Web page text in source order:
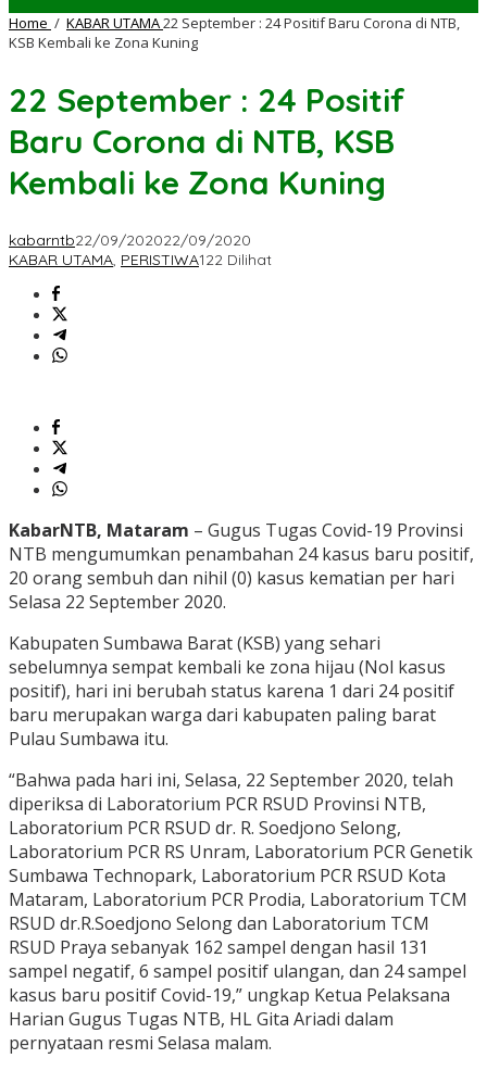
Home / KABAR UTAMA22 September : 24 Positif Baru Corona di NTB,
KSB Kembali ke Zona Kuning
22 September : 24 Positif
Baru Corona di NTB, KSB
Kembali ke Zona Kuning
kabarntb22/09/202022/09/2020
KABAR UTAMA, PERISTIWA122 Dilihat
KabarNTB, Mataram – Gugus Tugas Covid-19 Provinsi
NTB mengumumkan penambahan 24 kasus baru positif,
20 orang sembuh dan nihil (0) kasus kematian per hari
Selasa 22 September 2020.
Kabupaten Sumbawa Barat (KSB) yang sehari
sebelumnya sempat kembali ke zona hijau (Nol kasus
positif), hari ini berubah status karena 1 dari 24 positif
baru merupakan warga dari kabupaten paling barat
Pulau Sumbawa itu.
“Bahwa pada hari ini, Selasa, 22 September 2020, telah
diperiksa di Laboratorium PCR RSUD Provinsi NTB,
Laboratorium PCR RSUD dr. R. Soedjono Selong,
Laboratorium PCR RS Unram, Laboratorium PCR Genetik
Sumbawa Technopark, Laboratorium PCR RSUD Kota
Mataram, Laboratorium PCR Prodia, Laboratorium TCM
RSUD dr.R.Soedjono Selong dan Laboratorium TCM
RSUD Praya sebanyak 162 sampel dengan hasil 131
sampel negatif, 6 sampel positif ulangan, dan 24 sampel
kasus baru positif Covid-19,” ungkap Ketua Pelaksana
Harian Gugus Tugas NTB, HL Gita Ariadi dalam
pernyataan resmi Selasa malam.